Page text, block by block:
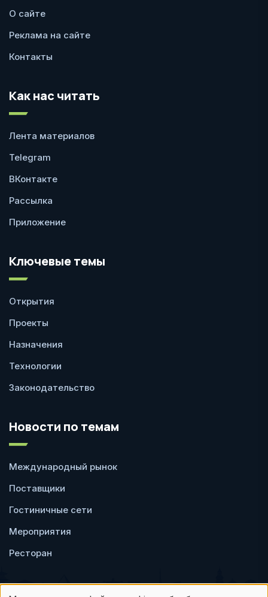
О сайте
Реклама на сайте
Контакты
Как нас читать
Лента материалов
Telegram
ВКонтакте
Рассылка
Приложение
Ключевые темы
Открытия
Проекты
Назначения
Технологии
Законодательство
Новости по темам
Международный рынок
Поставщики
Гостиничные сети
Мероприятия
Ресторан